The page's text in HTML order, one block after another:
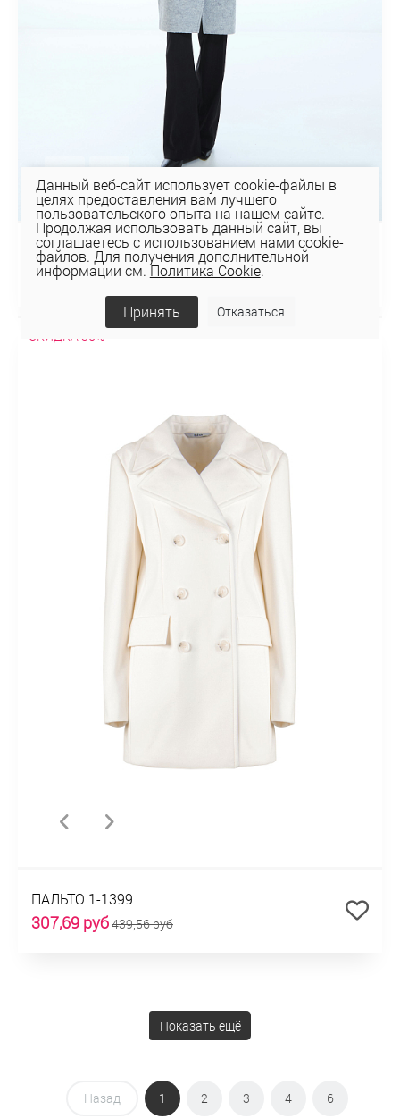
ПАЛЬТО 1-1523
343,73 руб491,04 руб
СКИДКА 30%
ПАЛЬТО 1-1399
307,69 руб439,56 руб
Показать ещё
Назад 1 2 3 4 6
Данный веб-сайт использует cookie-файлы в
целях предоставления вам лучшего
пользовательского опыта на нашем сайте.
Продолжая использовать данный сайт, вы
соглашаетесь с использованием нами cookie-
файлов. Для получения дополнительной
информации см.Политика Cookie.
Принять Отказаться